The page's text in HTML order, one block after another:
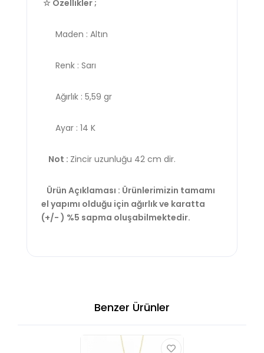
☆ Özellikler ;
Maden : Altın
Renk : Sarı
Ağırlık : 5,59 gr
Ayar : 14 K
Not : Zincir uzunluğu 42 cm dir.
Ürün Açıklaması : Ürünlerimizin tamamı
el yapımı olduğu için ağırlık ve karatta
(+/- ) %5 sapma oluşabilmektedir.
Benzer Ürünler